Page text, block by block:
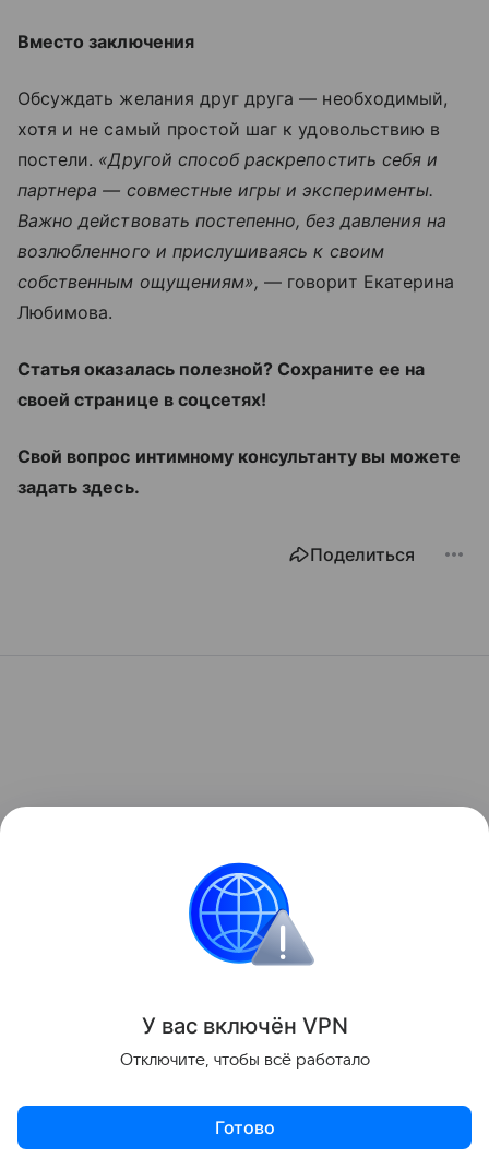
Вместо заключения
Обсуждать желания друг друга — необходимый,
хотя и не самый простой шаг к удовольствию в
постели. «Другой способ раскрепостить себя и
партнера — совместные игры и эксперименты.
Важно действовать постепенно, без давления на
возлюбленного и прислушиваясь к своим
собственным ощущениям», — говорит Екатерина
Любимова.
Статья оказалась полезной? Сохраните ее на
своей странице в соцсетях!
Свой вопрос интимному консультанту вы можете
задать здесь.
Поделиться
У вас включён VPN
Отключите, чтобы всё работало
Готово